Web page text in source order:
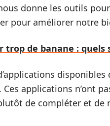
donne les outils
pour améliorer notre
trop de banane :
applications n’ont
de compléter et de